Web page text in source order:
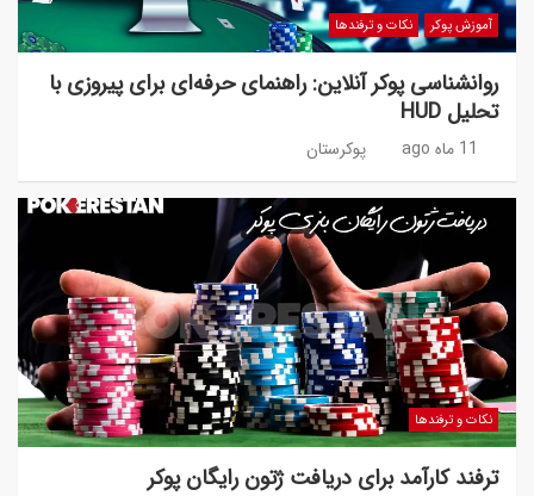
آموزش پوکر نکات و ترفندها
روانشناسی پوکر آنلاین: راهنمای حرفه‌ای برای پیروزی با
تحلیل HUD
11 ماه ago پوکرستان
نکات و ترفندها
ترفند کارآمد برای دریافت ژتون رایگان پوکر